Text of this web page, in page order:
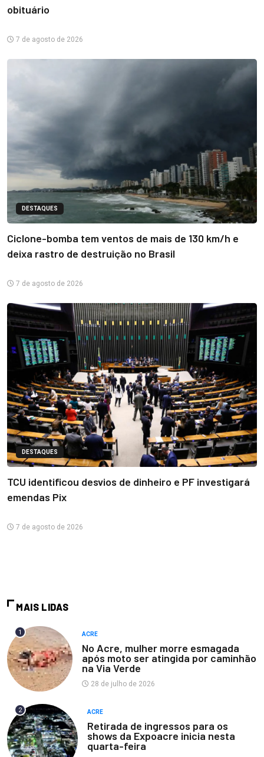
obituário
7 de agosto de 2026
DESTAQUES
Ciclone-bomba tem ventos de mais de 130 km/h e
deixa rastro de destruição no Brasil
7 de agosto de 2026
DESTAQUES
TCU identificou desvios de dinheiro e PF investigará
emendas Pix
7 de agosto de 2026
MAIS LIDAS
1 ACRE
No Acre, mulher morre esmagada
após moto ser atingida por caminhão
na Via Verde
28 de julho de 2026
2 ACRE
Retirada de ingressos para os
shows da Expoacre inicia nesta
quarta-feira